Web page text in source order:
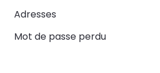
Adresses
Mot de passe perdu